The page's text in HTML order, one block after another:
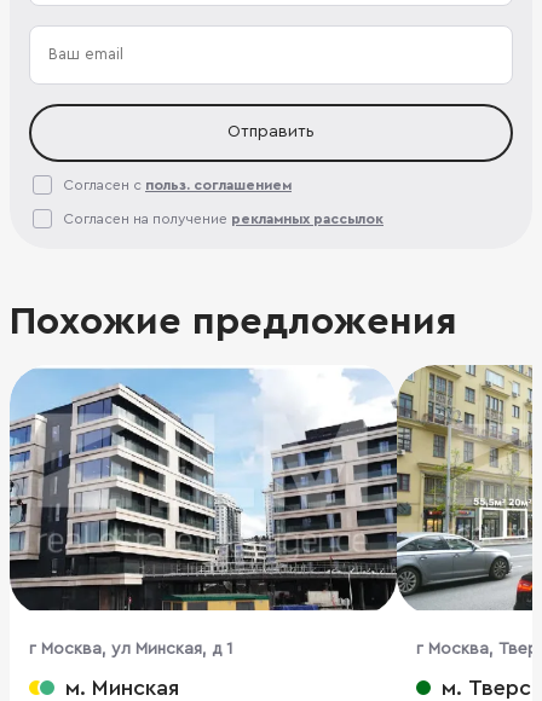
Отправить
Согласен с польз. соглашением
Согласен на получение рекламных рассылок
Похожие предложения
г Москва, ул Минская, д 1
м. Минская
г Москва,
м.